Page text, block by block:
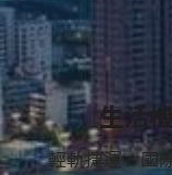
生活
輕軌捷運、國